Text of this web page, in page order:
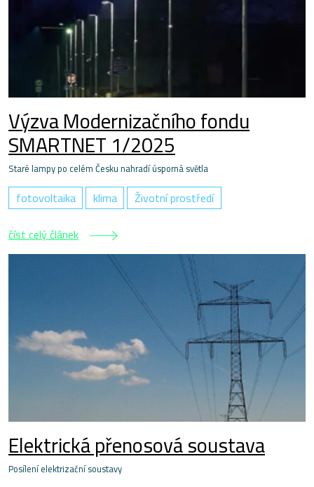
Výzva Modernizačního fondu
SMARTNET 1/2025
Staré lampy po celém Česku nahradí úsporná světla
fotovoltaika klima
Životní prostředí
číst celý článek
Elektrická přenosová soustava
Posílení elektrizační soustavy